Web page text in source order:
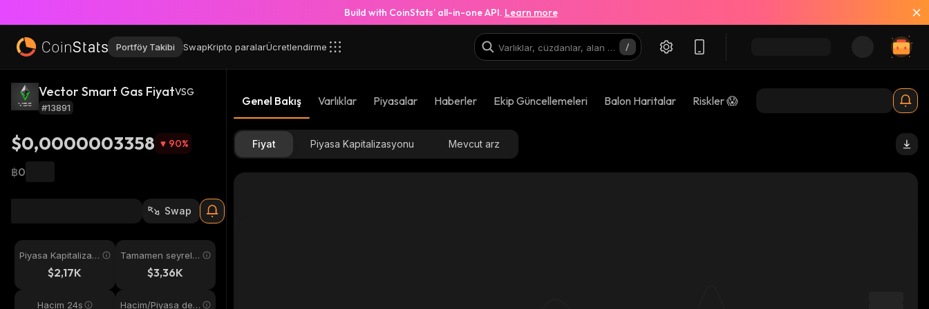
Build with CoinStats’ all-in-one API. Learn more
Portföy Takibi SwapKripto paralarÜcretlendirme
Vector Smart Gas FiyatVSG
#13891
$0,0000003358 90%
฿0
Swap
Piyasa Kapitalizas
$2,17K
Tamamen seyreltil
$3,36K
Hacim 24s Hacim/Piyasa değ
Genel Bakış Varlıklar Piyasalar Haberler Ekip Güncellemeleri Balon Haritalar Riskler 😱
Fiyat Piyasa Kapitalizasyonu Mevcut arz